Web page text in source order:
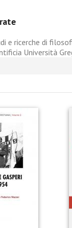
e ricerche di
Università